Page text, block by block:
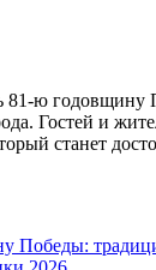
81-ю
Гостей и
станет
Победы: